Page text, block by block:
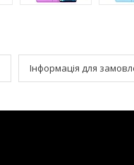
Інформація для